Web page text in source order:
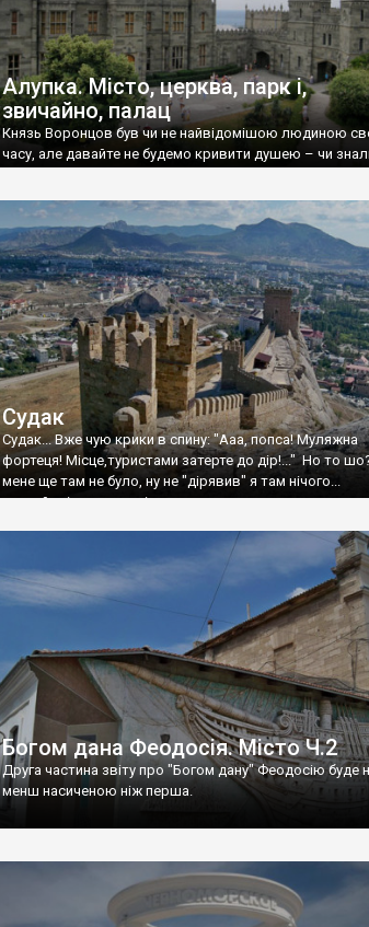
Алупка. Місто, церква, парк і,
звичайно, палац
Князь Воронцов був чи не найвідомішою людиною
часу, але давайте не будемо кривити душею – чи
Судак
Судак... Вже чую крики в спину: "Ааа, попса! Муляжна
фортеця! Місце,туристами затерте до дір!..." Но то
мене ще там не було, ну не "дірявив" я там нічого...
принаймні до цього літа.
Богом дана Феодосія. Місто Ч.2
Друга частина звіту про "Богом дану" Феодосію буде
менш насиченою ніж перша.